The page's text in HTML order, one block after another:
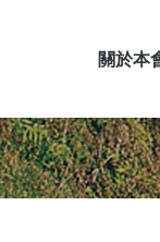
關於本